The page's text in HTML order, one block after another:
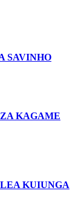
SAVINHO
KAGAME
KUIUNGA